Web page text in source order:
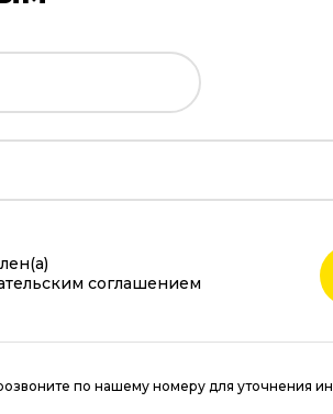
соглашением
по нашему номеру для уточнения